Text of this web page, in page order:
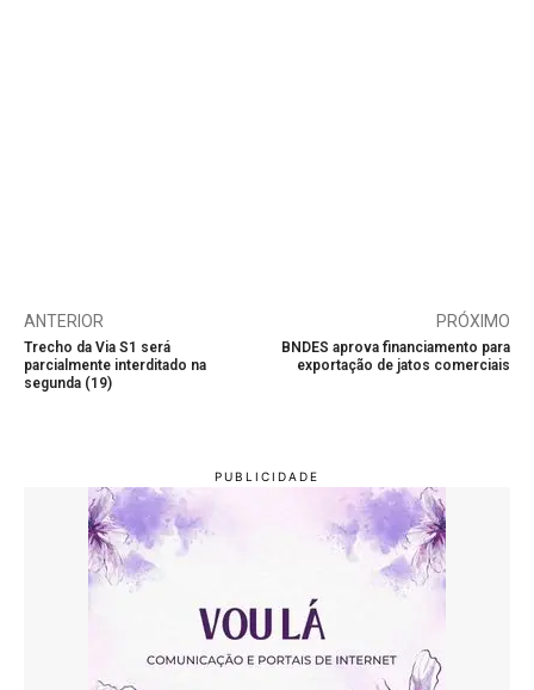
ANTERIOR
Trecho da Via S1 será
parcialmente interditado na
segunda (19)
PRÓXIMO
BNDES aprova financiamento para
exportação de jatos comerciais